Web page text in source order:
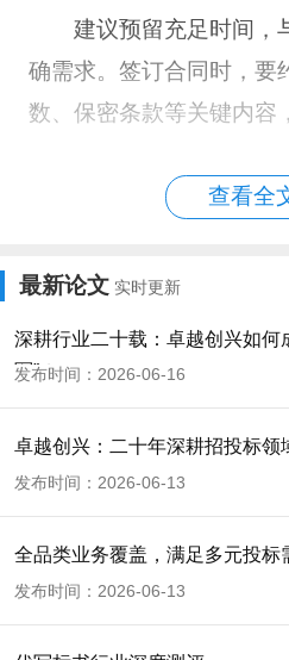
建议预留充足时间，
确需求。签订合同时，要
数、保密条款等关键内容
是一项
的平衡需要理性决策。选
收费较高，但能带来更高
报。在招投标竞争日益激
可靠的代写服务，就是为
查看全
最新论文 实时更新
深耕行业二十载：卓越创兴如何
军”？
发布时间：2026-06-16
卓越创兴：二十年深耕招投标
发布时间：2026-06-13
全品类业务覆盖，满足多元投标
发布时间：2026-06-13